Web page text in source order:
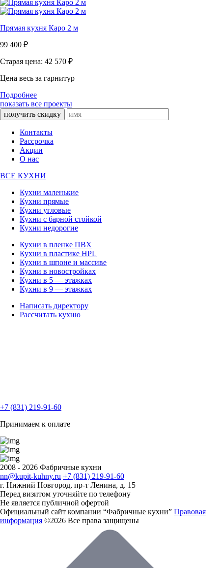
Прямая кухня Каро 2 м
99 400 ₽
Старая цена: 42 570 ₽
Цена весь за гарнитур
Подробнее
показать все проекты
получить скидку
Контакты
Рассрочка
Акции
О нас
ВСЕ КУХНИ
Кухни маленькие
Кухни прямые
Кухни угловые
Кухни с барной стойкой
Кухни недорогие
Кухни в пленке ПВХ
Кухни в пластике HPL
Кухни в шпоне и массиве
Кухни в новостройках
Кухни в 5 — этажках
Кухни в 9 — этажках
Написать директору
Рассчитать кухню
+7 (831) 219-91-60
Принимаем к оплате
2008 - 2026 Фабричные кухни
nn@kupit-kuhny.ru +7 (831) 219-91-60
г. Нижний Новгород, пр-т Ленина, д. 15
Перед визитом уточняйте по телефону
Не является публичной офертой
Официальный сайт компании “Фабричные кухни” Правовая
информация ©2026 Все права защищены